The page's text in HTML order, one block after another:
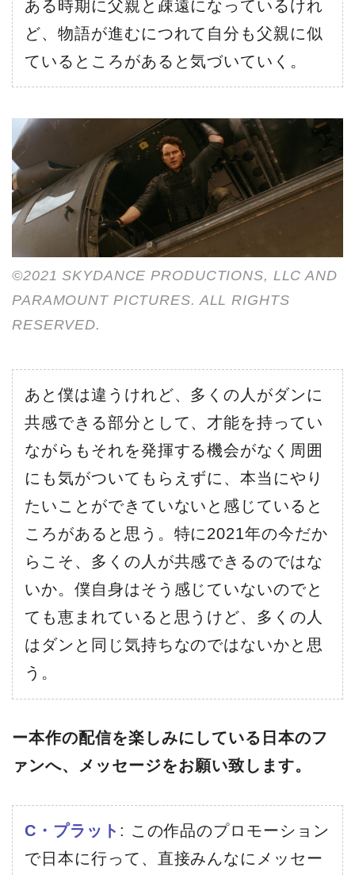
ある時期に父親と疎遠になっているけれ
ど、物語が進むにつれて自分も父親に似
ているところがあると気づいていく。
©2021 SKYDANCE PRODUCTIONS, LLC AND
PARAMOUNT PICTURES. ALL RIGHTS
RESERVED.
あと僕は違うけれど、多くの人がダンに
共感できる部分として、才能を持ってい
ながらもそれを発揮する機会がなく周囲
にも気がついてもらえずに、本当にやり
たいことができていないと感じていると
ころがあると思う。特に2021年の今だか
らこそ、多くの人が共感できるのではな
いか。僕自身はそう感じていないのでと
ても恵まれていると思うけど、多くの人
はダンと同じ気持ちなのではないかと思
う。
ー本作の配信を楽しみにしている日本のフ
ァンへ、メッセージをお願い致します。
C・プラット : この作品のプロモーション
で日本に行って、直接みんなにメッセー